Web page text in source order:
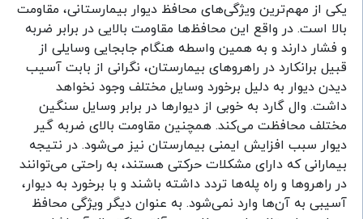
یکی از مهم‌ترین ویژگی‌های محافظ دیوار بیمارستانی، مقاومت
بالا است. در واقع این محافظ‌ها مقاومت بالایی در برابر ضربه
و فشار دارند و به همین واسطه هنگام جابجایی وسایلی از
قبیل برانکارد در راهرو‌های بیمارستان، نگرانی از بابت آسیب
دیدن دیوار به دلیل برخورد وسایل مختلف وجود نخواهد
داشت. وال گارد به خوبی از دیوار‌ها در برابر وسایل سنگین
مختلف محافظت می‌کند. همچنین مقاومت بالای ضربه گیر
دیوار سبب افزایش ایمنی بیمارستان نیز می‌شود. در نتیجه
بیمارانی که دارای مشکلات حرکتی هستند، به راحتی می‌توانند
در راهرو‌ها و راه پله‌ها تردد داشته باشند و با برخورد به دیوار،
آسیبی به آن‌ها وارد نمی‌شود. به عنوان دیگر ویژگی محافظ